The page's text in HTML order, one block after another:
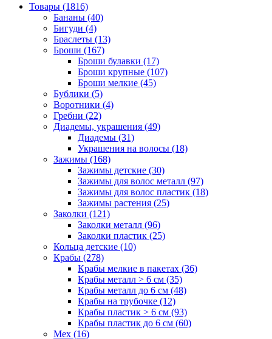
Товары (1816)
Бананы (40)
Бигуди (4)
Браслеты (13)
Броши (167)
Броши булавки (17)
Броши крупные (107)
Броши мелкие (45)
Бублики (5)
Воротники (4)
Гребни (22)
Диадемы, украшения (49)
Диадемы (31)
Украшения на волосы (18)
Зажимы (168)
Зажимы детские (30)
Зажимы для волос металл (97)
Зажимы для волос пластик (18)
Зажимы растения (25)
Заколки (121)
Заколки металл (96)
Заколки пластик (25)
Кольца детские (10)
Крабы (278)
Крабы мелкие в пакетах (36)
Крабы металл > 6 см (35)
Крабы металл до 6 см (48)
Крабы на трубочке (12)
Крабы пластик > 6 см (93)
Крабы пластик до 6 см (60)
Мех (16)